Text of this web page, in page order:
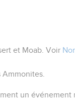
et Moab. Voir
Ammonites.
un événement